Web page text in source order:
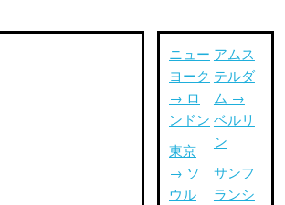
ニュー
ヨーク
→ ロ
ンドン
東京
→ ソ
ウル
アムス
テルダ
ム →
ベルリ
ン
サンフ
ランシ